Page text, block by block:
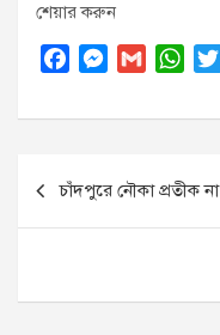
শেয়ার করুন
c
o
o
M
s
n
g
G
a
W
a
A
p
Post
navigation
চাঁদপুরে নৌকা প্রতীক